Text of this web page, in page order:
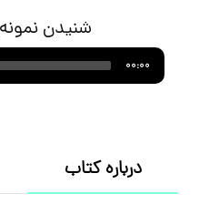
شنیدن
00:00
درباره کتاب